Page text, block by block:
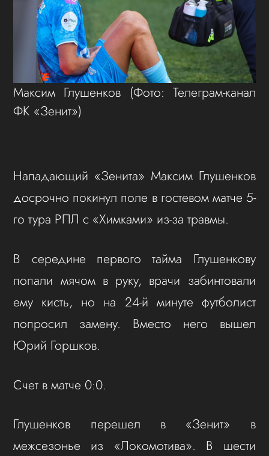
Максим Глушенков (Фото: Телеграм-канал
ФК «Зенит»)
Нападающий «Зенита» Максим Глушенков
досрочно покинул поле в гостевом матче 5-
го тура РПЛ с «Химками» из-за травмы.
В середине первого тайма Глушенкову
попали мячом в руку, врачи забинтовали
ему кисть, но на 24-й минуте футболист
попросил замену. Вместо него вышел
Юрий Горшков.
Счет в матче 0:0.
Глушенков перешел в «Зенит» в
межсезонье из «Локомотива». В шести